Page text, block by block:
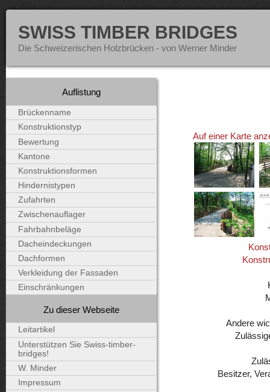
SWISS TIMBER BRIDGES
Die Schweizerischen Holzbrücken - von Werner Minder
Auf einer Karte
Andere
Besitzer,
Auflistung
Brückenname
Konstruktionstyp
Bewertung
Kantone
Konstruktionsformen
Hindernistypen
Zufahrten
Zwischenauflager
Fahrbahnbeläge
Dacheindeckungen
Dachformen
Verkleidung der Fassaden
Einschränkungen
Zu dieser Webseite
Leitartikel
Unterstützen Sie Swiss-timber-
bridges!
W. Minder
Impressum